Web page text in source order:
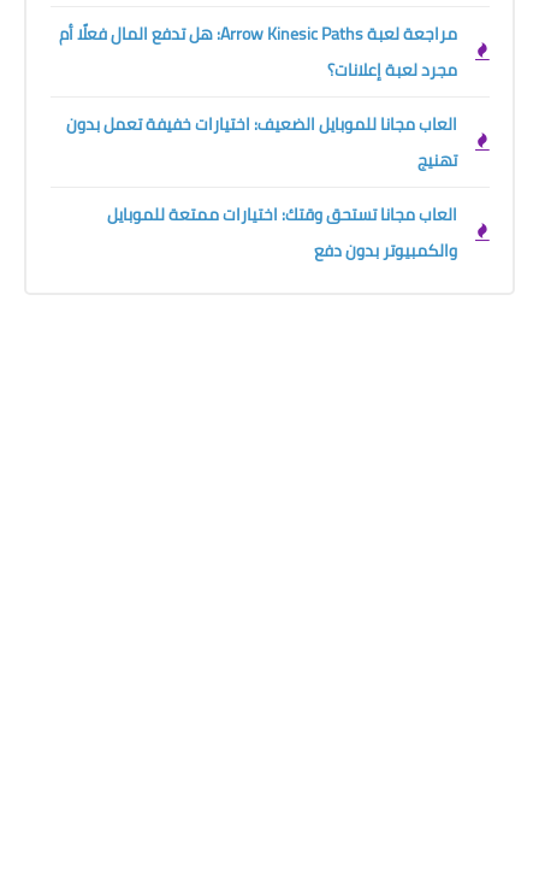
مراجعة لعبة Arrow Kinesic Paths: هل تدفع المال فعلًا أم
مجرد لعبة إعلانات؟
العاب مجانا للموبايل الضعيف: اختيارات خفيفة تعمل بدون
تهنيج
العاب مجانا تستحق وقتك: اختيارات ممتعة للموبايل
والكمبيوتر بدون دفع